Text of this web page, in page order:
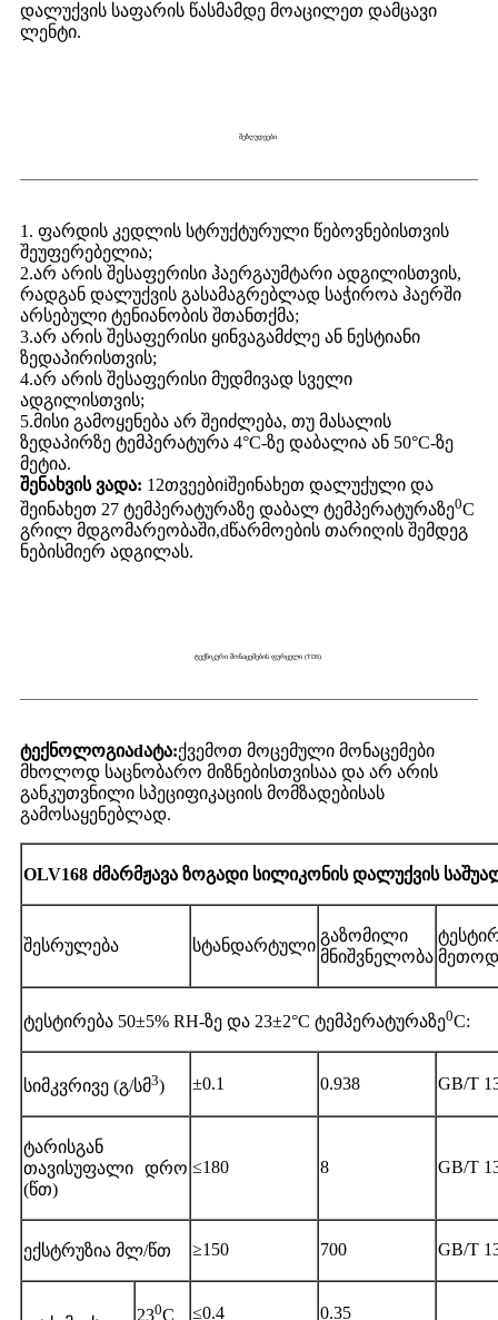
დალუქვის საფარის წასმამდე მოაცილეთ დამცავი
ლენტი.
შეზღუდვები
1. ფარდის კედლის სტრუქტურული წებოვნებისთვის
შეუფერებელია;
2.არ არის შესაფერისი ჰაერგაუმტარი ადგილისთვის,
რადგან დალუქვის გასამაგრებლად საჭიროა ჰაერში
არსებული ტენიანობის შთანთქმა;
3.არ არის შესაფერისი ყინვაგამძლე ან ნესტიანი
ზედაპირისთვის;
4.არ არის შესაფერისი მუდმივად სველი
ადგილისთვის;
5.მისი გამოყენება არ შეიძლება, თუ მასალის
ზედაპირზე ტემპერატურა 4°C-ზე დაბალია ან 50°C-ზე
მეტია.
შენახვის ვადა: 12თვეებიiშეინახეთ დალუქული და
შეინახეთ 27 ტემპერატურაზე დაბალ ტემპერატურაზე0C
გრილ მდგომარეობაში,dწარმოების თარიღის შემდეგ
ნებისმიერ ადგილას.
ტექნიკური მონაცემების ფურცელი (TDS)
ტექნოლოგიაdატა:ქვემოთ მოცემული მონაცემები
მხოლოდ საცნობარო მიზნებისთვისაა და არ არის
განკუთვნილი სპეციფიკაციის მომზადებისას
გამოსაყენებლად.
OLV168 ძმარმჟავა ზოგადი სილიკონის დალუქვის
შესრულება სტანდარტული
გაზომილი
მნიშვნელობა
ტესტირება 50±5% RH-ზე და 23±2°C ტემპერატურაზე0C:
სიმკვრივე (გ/სმ3) ±0.1 0.938 GB/T
ტარისგან
თავისუფალი დრო
(წთ)
≤180 8 GB/T
ექსტრუზია მლ/წთ ≥150 700 GB/T
230C ≤0.4 0.35